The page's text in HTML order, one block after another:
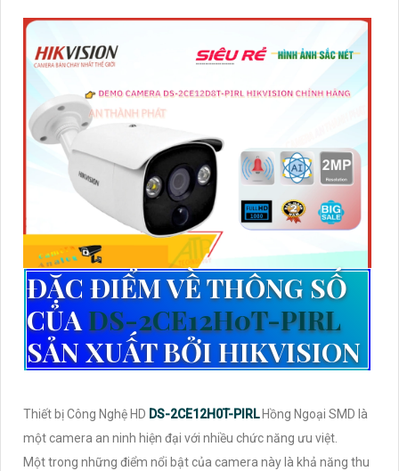
ĐẶC ĐIỂM VỀ THÔNG SỐ
CỦADS-2CE12H0T-PIRL
SẢN XUẤT BỞI HIKVISION
Thiết bị Công Nghệ HD DS-2CE12H0T-PIRL Hồng Ngoại SMD là
một camera an ninh hiện đại với nhiều chức năng ưu việt.
Một trong những điểm nổi bật của camera này là khả năng thu